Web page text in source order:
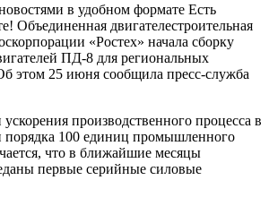
в удобном формате Есть
Объединенная двигателестроительная
«Ростех» начала сборку
ПД-8 для региональных
этом 25 июня сообщила пресс-служба
производственного процесса в
порядка 100 единиц промышленного
что в ближайшие месяцы
первые серийные силовые